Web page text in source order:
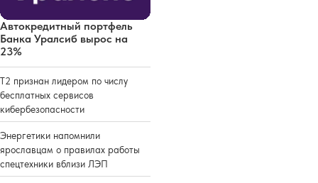
Автокредитный портфель
Банка Уралсиб вырос на
23%
Т2 признан лидером по числу
бесплатных сервисов
кибербезопасности
Энергетики напомнили
ярославцам о правилах работы
спецтехники вблизи ЛЭП